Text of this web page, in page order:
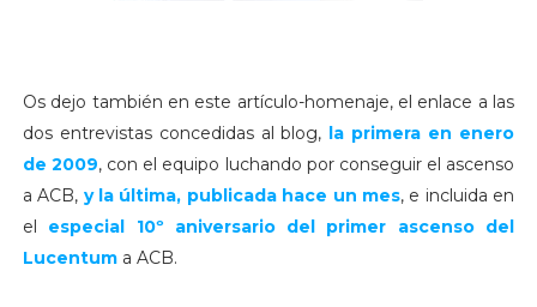
Os dejo también en este artículo-homenaje, el enlace a las
dos entrevistas concedidas al blog, la primera en enero
de 2009, con el equipo luchando por conseguir el ascenso
a ACB, y la última, publicada hace un mes, e incluida en
el especial 10º aniversario del primer ascenso del
Lucentuma ACB.